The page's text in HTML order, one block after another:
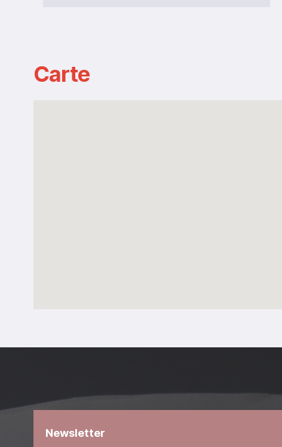
Carte
Newsletter